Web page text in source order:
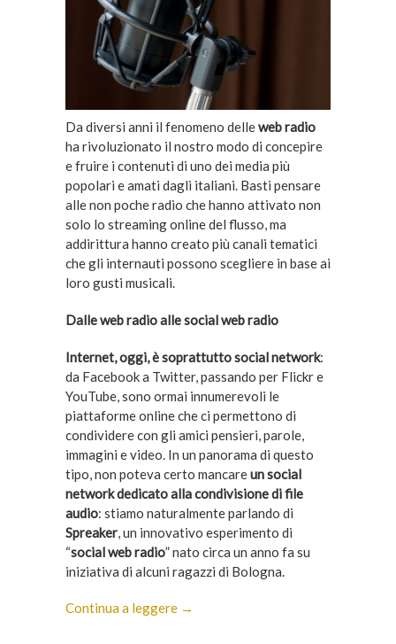
Da diversi anni il fenomeno delleweb radio
ha rivoluzionato il nostro modo di concepire
e fruire i contenuti di uno dei media più
popolari e amati dagli italiani. Basti pensare
alle non poche radio che hanno attivato non
solo lo streaming online del flusso, ma
addirittura hanno creato più canali tematici
che gli internauti possono scegliere in base ai
loro gusti musicali.
Dalle web radio alle social web radio
Internet, oggi, è soprattutto social network:
da Facebook a Twitter, passando per Flickr e
YouTube, sono ormai innumerevoli le
piattaforme online che ci permettono di
condividere con gli amici pensieri, parole,
immagini e video. In un panorama di questo
tipo, non poteva certo mancareun social
network dedicato alla condivisione di file
audio: stiamo naturalmente parlando di
Spreaker, un innovativo esperimento di
“social web radio” nato circa un anno fa su
iniziativa di alcuni ragazzi di Bologna.
Continua a leggere →